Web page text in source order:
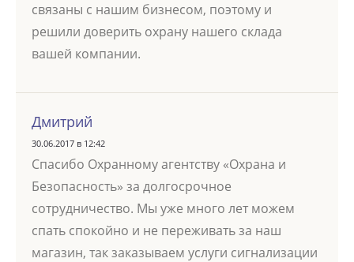
связаны с нашим бизнесом, поэтому и
решили доверить охрану нашего склада
вашей компании.
Дмитрий
30.06.2017 в 12:42
Спасибо Охранному агентству «Охрана и
Безопасность» за долгосрочное
сотрудничество. Мы уже много лет можем
спать спокойно и не переживать за наш
магазин, так заказываем услуги сигнализации